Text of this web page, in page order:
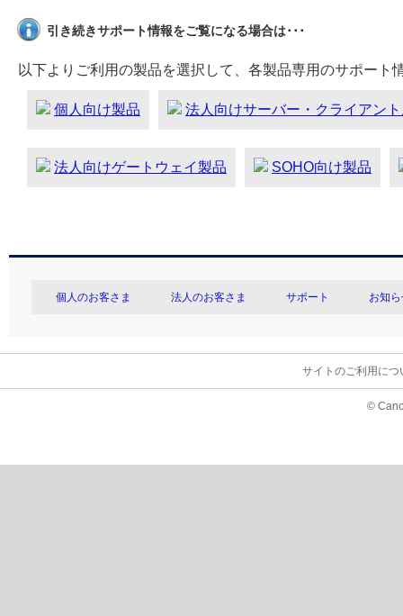
引き続きサポート情報をご覧になる場合は･･･
以下よりご利用の製品を選択して、各製品専用のサポート
個人向け製品 法人向けサーバー・クライアン
法人向けゲートウェイ製品 SOHO向け製品
個人のお客さま 法人のお客さま サポート お知
サイトのご利用につ
©